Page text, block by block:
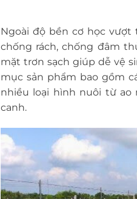
Ngoài độ bền cơ học vượt
chống rách, chống đâm
mặt trơn sạch giúp dễ vệ
mục sản phẩm bao gồm
nhiều loại hình nuôi từ ao
canh.